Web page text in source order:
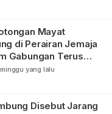
Mayat
di Perairan Jemaja
Gabungan Terus
yang lalu
Disebut Jarang